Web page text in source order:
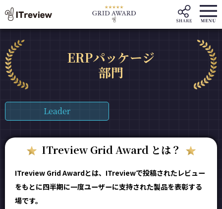
ERPパッケージ
部門
Leader
ITreview Grid Award とは？
ITreview Grid Awardとは、ITreviewで投稿されたレビュー
をもとに四半期に一度ユーザーに支持された製品を表彰する
場です。